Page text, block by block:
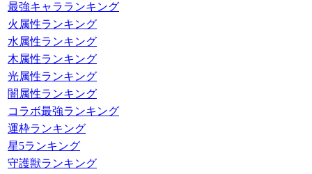
最強キャラランキング
火属性ランキング
水属性ランキング
木属性ランキング
光属性ランキング
闇属性ランキング
コラボ最強ランキング
運枠ランキング
星5ランキング
守護獣ランキング